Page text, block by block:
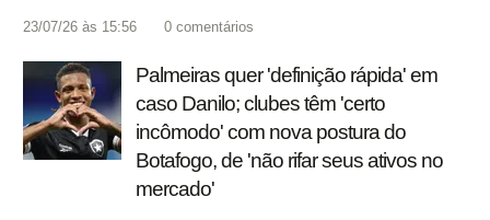
23/07/26 às 15:56 0 comentários
Palmeiras quer 'definição rápida' em
caso Danilo; clubes têm 'certo
incômodo' com nova postura do
Botafogo, de 'não rifar seus ativos no
mercado'